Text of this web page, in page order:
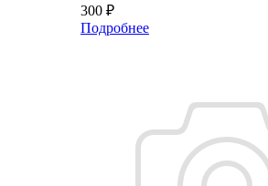
300 ₽
Подробнее